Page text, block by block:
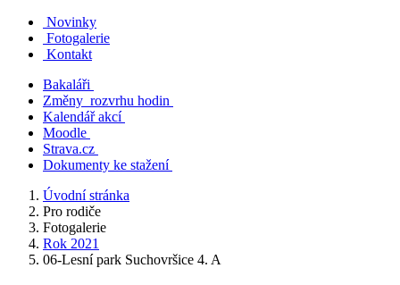
Novinky
Fotogalerie
Kontakt
Bakaláři
Změny rozvrhu hodin
Kalendář akcí
Moodle
Strava.cz
Dokumenty ke stažení
Úvodní stránka
Pro rodiče
Fotogalerie
Rok 2021
06-Lesní park Suchovršice 4. A